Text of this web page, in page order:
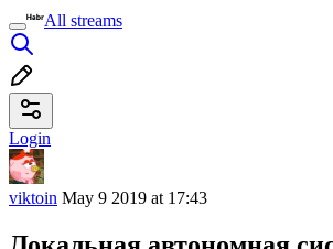
All streams
Login
viktoin May 9 2019 at 17:43